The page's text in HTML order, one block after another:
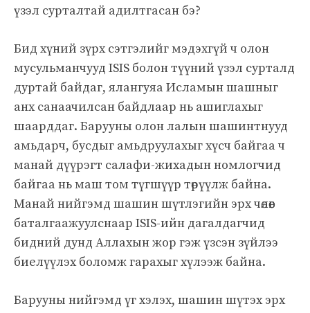
үзэл сурталтай адилтгасан бэ?
Бид хүний ​​​​зүрх сэтгэлийг мэдэхгүй ч олон
мусульманчууд ISIS болон түүний үзэл сурталд
дуртай байдаг, ялангуяа Исламын шашныг
анх санаачилсан байдлаар нь ашиглахыг
шаарддаг. Барууны олон лалын шашинтнууд
амьдарч, бусдыг амьдруулахыг хүсч байгаа ч
манай дүүрэгт салафи-жихадын номлогчид
байгаа нь маш том түгшүүр төрүүлж байна.
Манай нийгэмд шашин шүтлэгийн эрх чөлөөг
баталгаажуулснаар ISIS-ийн дагалдагчид
бидний дунд Аллахын жор гэж үзсэн зүйлээ
биелүүлэх боломж гарахыг хүлээж байна.
Барууны нийгэмд үг хэлэх, шашин шүтэх эрх